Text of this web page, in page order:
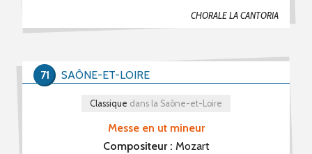
CHORALE LA CANTORIA
Messe en ut mineur
Classique dans la Saône-et-Loire
SAÔNE-ET-LOIRE
71
Compositeur : Mozart